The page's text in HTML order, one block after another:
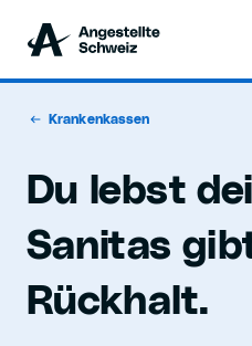
Krankenkassen
Du lebst
Sanitas
Rückhalt.